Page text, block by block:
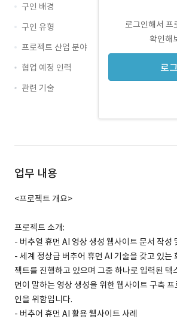
로그인해서 프
확인해
로
구인 배경
구인 유형
프로젝트 산업 분야
협업 예정 인력
관련 기술
업무 내용
<프로젝트 개요>
프로젝트 소개:
- 버추얼 휴먼 AI 영상 생성 웹사이트 문서 작성
- 세계 정상급 버추어 휴먼 AI 기술을 갖고 있는
젝트를 진행하고 있으며 그중 하나로 입력된 텍
먼이 말하는 영상 생성을 위한 웹사이트 구축
인을 위함입니다.
- 버추어 휴먼 AI 활용 웹사이트 사례